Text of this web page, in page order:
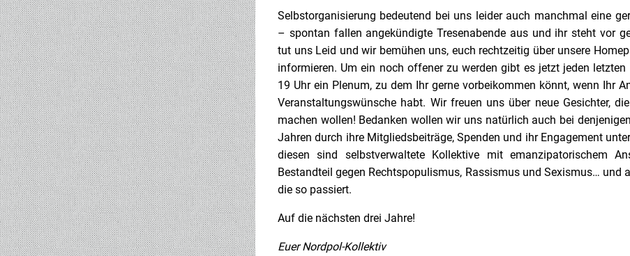
Selbstorganisierung bedeutend bei uns leider auch manchmal eine
– spontan fallen angekündigte Tresenabende aus und ihr steht vor
tut uns Leid und wir bemühen uns, euch rechtzeitig über unsere
informieren. Um ein noch offener zu werden gibt es jetzt jeden
19 Uhr ein Plenum, zu dem Ihr gerne vorbeikommen könnt, wenn Ihr
Veranstaltungswünsche habt. Wir freuen uns über neue Gesichter,
machen wollen! Bedanken wollen wir uns natürlich auch bei
Jahren durch ihre Mitgliedsbeiträge, Spenden und ihr Engagement
diesen sind selbstverwaltete Kollektive mit emanzipatorischem
Bestandteil gegen Rechtspopulismus, Rassismus und Sexismus… und
die so passiert.
Auf die nächsten drei Jahre!
Euer Nordpol-Kollektiv